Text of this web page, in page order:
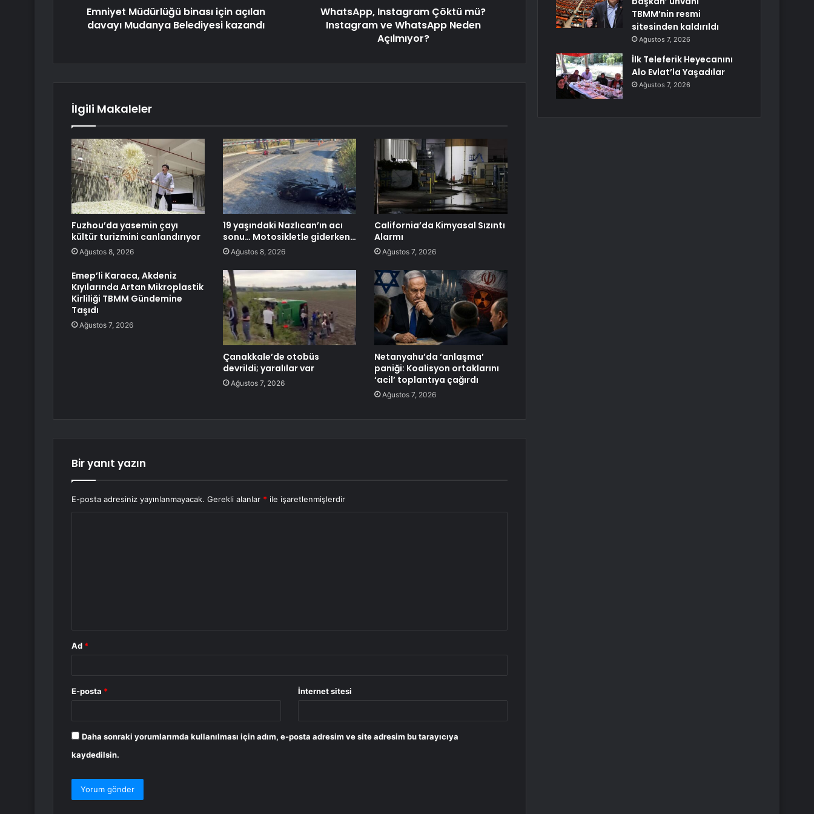
Emniyet Müdürlüğü binası için açılan
davayı Mudanya Belediyesi kazandı
WhatsApp, Instagram Çöktü mü?
Instagram ve WhatsApp Neden
Açılmıyor?
İlgili Makaleler
Fuzhou’da yasemin çayı
kültür turizmini canlandırıyor
Ağustos 8, 2026
19 yaşındaki Nazlıcan’ın acı
sonu… Motosikletle giderken…
Ağustos 8, 2026
California’da Kimyasal Sızıntı
Alarmı
Ağustos 7, 2026
Emep’li Karaca, Akdeniz
Kıyılarında Artan Mikroplastik
Kirliliği TBMM Gündemine
Taşıdı
Ağustos 7, 2026
Çanakkale’de otobüs
devrildi; yaralılar var
Ağustos 7, 2026
Netanyahu’da ‘anlaşma’
paniği: Koalisyon ortaklarını
‘acil’ toplantıya çağırdı
Ağustos 7, 2026
Bir yanıt yazın
E-posta adresiniz yayınlanmayacak. Gerekli alanlar * ile işaretlenmişlerdir
Ad *
E-posta * İnternet sitesi
Daha sonraki yorumlarımda kullanılması için adım, e-posta adresim ve site adresim bu tarayıcıya
kaydedilsin.
TBMM’nin resmi
sitesinden kaldırıldı
Ağustos 7, 2026
İlk Teleferik Heyecanını
Alo Evlat’la Yaşadılar
Ağustos 7, 2026